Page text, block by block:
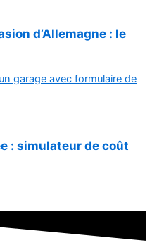
d’Allemagne : le
: simulateur de coût